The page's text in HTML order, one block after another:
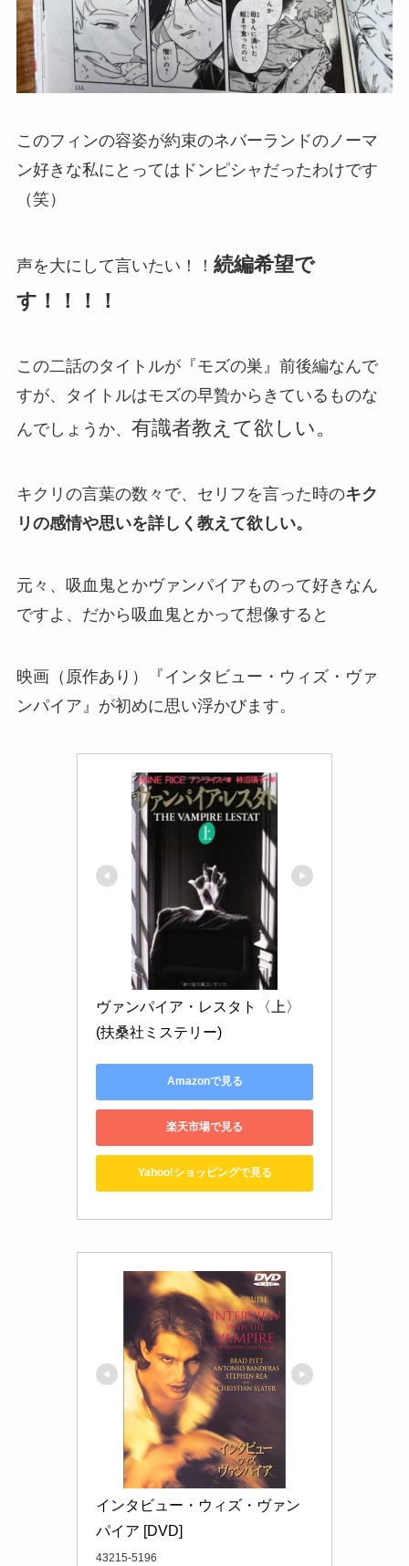
このフィンの容姿が約束のネバーランドのノーマ
ン好きな私にとってはドンピシャだったわけです
（笑）
声を大にして言いたい！！ 続編希望で
す！！！！
この二話のタイトルが『モズの巣』前後編なんで
すが、タイトルはモズの早贄からきているものな
んでしょうか、 有識者教えて欲しい。
キクリの言葉の数々で、セリフを言った時のキク
リの感情や思いを詳しく教えて欲しい。
元々、吸血鬼とかヴァンパイアものって好きなん
ですよ、だから吸血鬼とかって想像すると
映画（原作あり）『インタビュー・ウィズ・ヴァ
ンパイア』が初めに思い浮かびます。
ヴァンパイア・レスタト〈上〉
(扶桑社ミステリー)
Amazonで見る
楽天市場で見る
Yahoo!ショッピングで見る
インタビュー・ウィズ・ヴァン
パイア [DVD]
43215-5196